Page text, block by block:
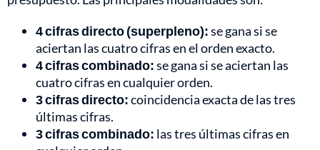
4 cifras directo (superpleno):se gana si se
aciertan las cuatro cifras en el orden exacto.
4 cifras combinado:se gana si se aciertan las
cuatro cifras en cualquier orden.
3 cifras directo:coincidencia exacta de las tres
últimas cifras.
3 cifras combinado: las tres últimas cifras en